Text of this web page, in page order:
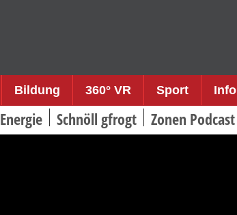
Bildung 360° VR Sport Info
Energie Schnöll gfrogt Zonen Podcast